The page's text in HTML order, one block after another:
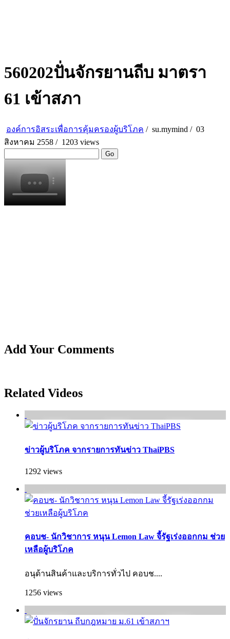
560202ปั่นจักรยานถีบ มาตรา
61 เข้าสภา
องค์การอิสระเพื่อการคุ้มครองผู้บริโภค / su.mymind / 03
สิงหาคม 2558 / 1203 views
Go
Add Your Comments
Related Videos
ข่าวผู้บริโภค จากรายการทันข่าว ThaiPBS
1292 views
คอบช- นักวิชาการ หนุน Lemon Law จี้รัฐเร่งออกกม ช่วย
เหลือผู้บริโภค
อนุด้านสินค้าและบริการทั่วไป คอบช....
1256 views